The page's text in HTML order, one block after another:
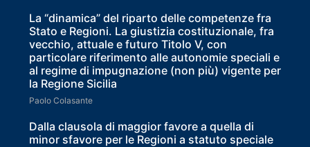
La “dinamica” del riparto delle competenze fra
Stato e Regioni. La giustizia costituzionale, fra
vecchio, attuale e futuro Titolo V, con
particolare riferimento alle autonomie speciali e
al regime di impugnazione (non più) vigente per
la Regione Sicilia
Paolo Colasante
Dalla clausola di maggior favore a quella di
minor sfavore per le Regioni a statuto speciale